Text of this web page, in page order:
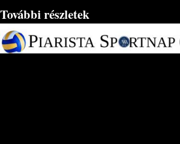
További részletek